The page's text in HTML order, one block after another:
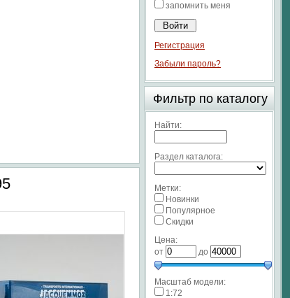
запомнить меня
Регистрация
Забыли пароль?
Фильтр по каталогу
Найти:
Раздел каталога:
Метки:
Новинки
Популярное
Скидки
Цена:
от
до
Масштаб модели:
1:72